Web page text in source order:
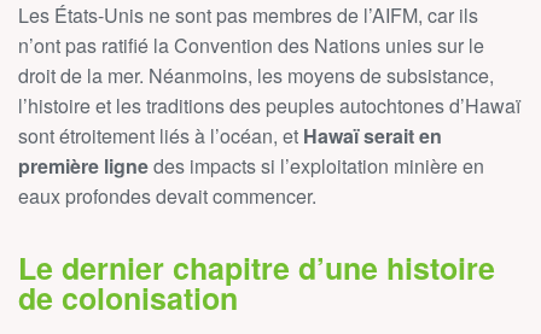
Les États-Unis ne sont pas membres de l’AIFM, car ils
n’ont pas ratifié la Convention des Nations unies sur le
droit de la mer. Néanmoins, les moyens de subsistance,
l’histoire et les traditions des peuples autochtones d’Hawaï
sont étroitement liés à l’océan, et Hawaï serait en
première lignedes impacts si l’exploitation minière en
eaux profondes devait commencer.
Le dernier chapitre d’une histoire
de colonisation